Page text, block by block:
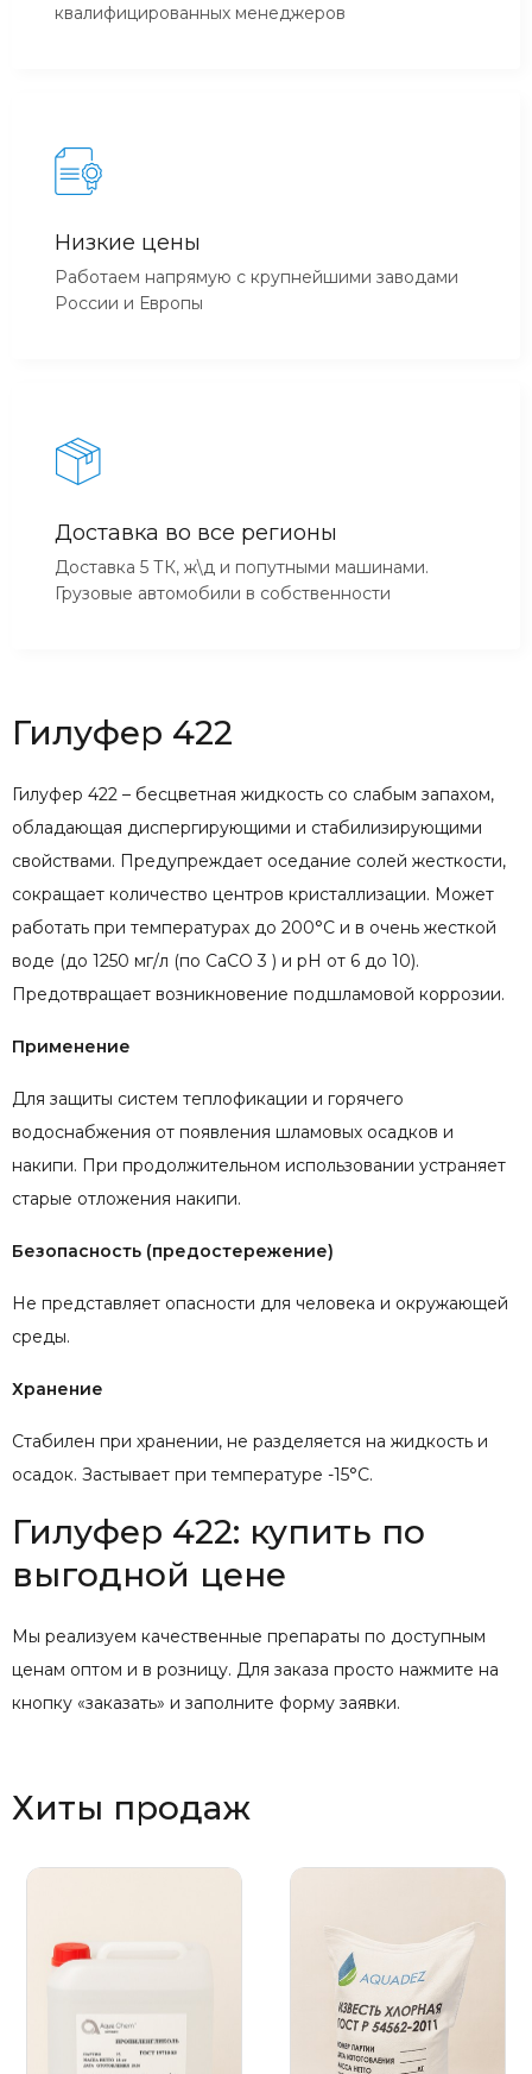
квалифицированных менеджеров
Низкие цены
Работаем напрямую с крупнейшими заводами
России и Европы
Доставка во все регионы
Доставка 5 ТК, ж\д и попутными машинами.
Грузовые автомобили в собственности
Гилуфер 422
Гилуфер 422 – бесцветная жидкость со слабым запахом,
обладающая диспергирующими и стабилизирующими
свойствами. Предупреждает оседание солей жесткости,
сокращает количество центров кристаллизации. Может
работать при температурах до 200°C и в очень жесткой
воде (до 1250 мг/л (по CaCO 3 ) и pH от 6 до 10).
Предотвращает возникновение подшламовой коррозии.
Применение
Для защиты систем теплофикации и горячего
водоснабжения от появления шламовых осадков и
накипи. При продолжительном использовании устраняет
старые отложения накипи.
Безопасность (предостережение)
Не представляет опасности для человека и окружающей
среды.
Хранение
Стабилен при хранении, не разделяется на жидкость и
осадок. Застывает при температуре -15°C.
Гилуфер 422: купить по
выгодной цене
Мы реализуем качественные препараты по доступным
ценам оптом и в розницу. Для заказа просто нажмите на
кнопку «заказать» и заполните форму заявки.
Хиты продаж